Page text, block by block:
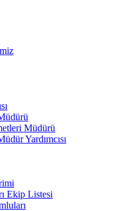
Müdürü
Yardımcısı
Ekip Listesi